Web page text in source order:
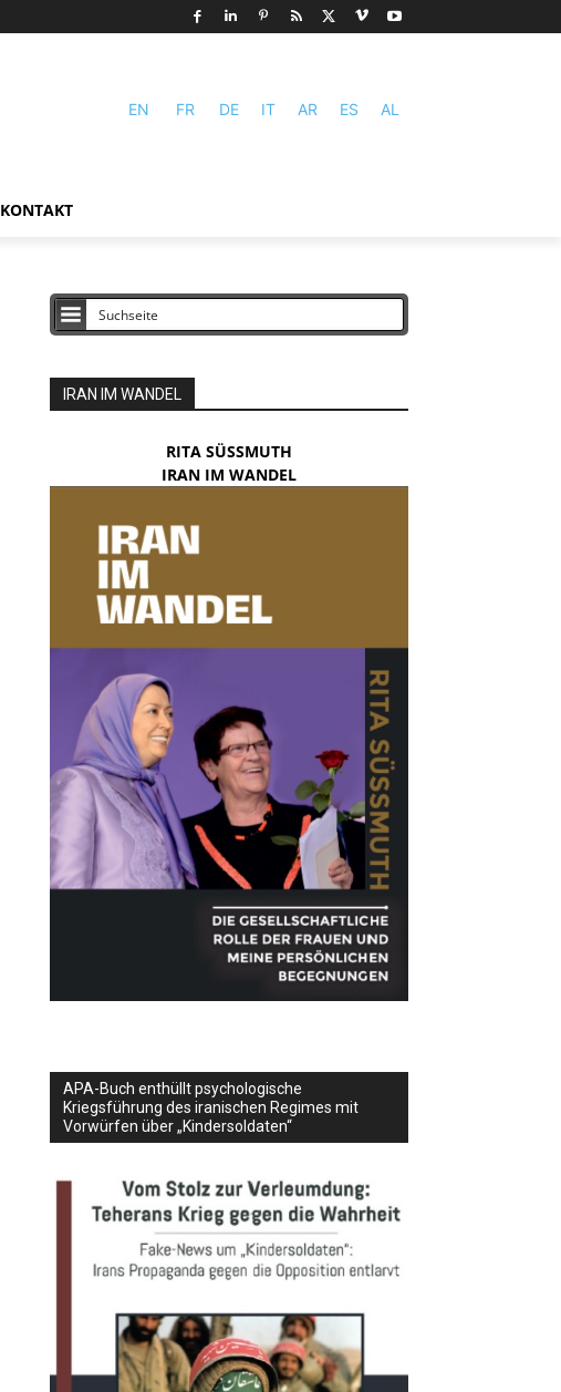
EN FR DE IT AR ES AL
KONTAKT
IRAN IM WANDEL
RITA SÜSSMUTH
IRAN IM WANDEL
APA-Buch enthüllt psychologische
Kriegsführung des iranischen Regimes mit
Vorwürfen über „Kindersoldaten“